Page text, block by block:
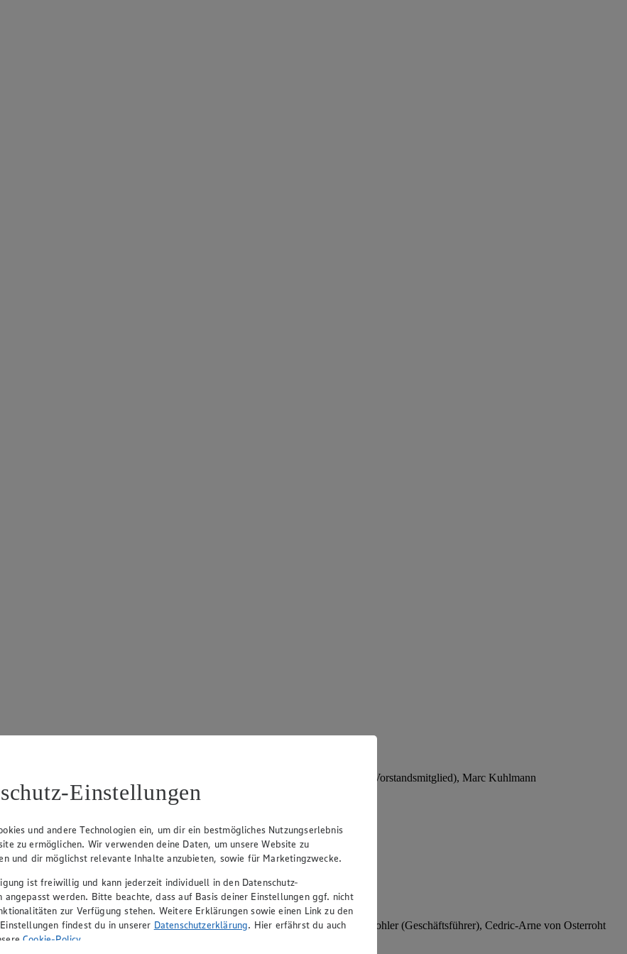
(Vorstandsmitglied), Ulf-U. Plath (Vorstandsmitglied), Stephan Wohler (Vorstandsmitglied), Marc Kuhlmann
Mark Rosenkranz (Geschäftsführer), Ulf-U. Plath (Geschäftsführer), Stephan Wohler (Geschäftsführer), Cedric-Arne von Osterroht
Einstellungen
und andere Technologien ein, um dir ein bestmögliches Nutzungserlebnis
zu ermöglichen. Wir verwenden deine Daten, um unsere Website zu
und dir möglichst relevante Inhalte anzubieten, sowie für Marketingzwecke.
ist freiwillig und kann jederzeit individuell in den Datenschutz-
angepasst werden. Bitte beachte, dass auf Basis deiner Einstellungen ggf. nicht
zur Verfügung stehen. Weitere Erklärungen sowie einen Link zu den
findest du in unserer Datenschutzerklärung. Hier erfährst du auch
Cookie-Policy.